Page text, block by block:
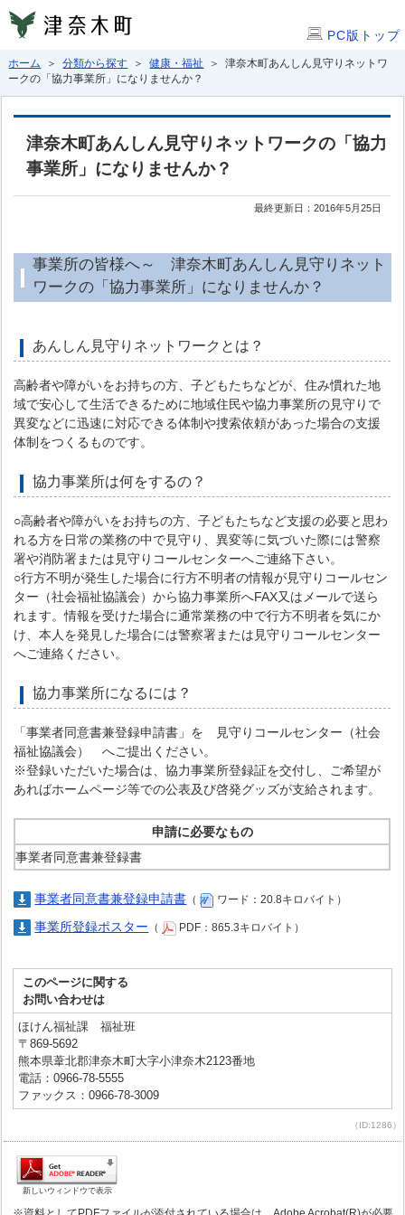
PC版トップ
ホーム ＞分類から探す ＞健康・福祉
＞ 津奈木町あんしん見守りネットワ
ークの「協力事業所」になりませんか？
津奈木町あんしん見守りネットワークの「協力
事業所」になりませんか？
最終更新日：2016年5月25日
事業所の皆様へ～ 津奈木町あんしん見守りネット
ワークの「協力事業所」になりませんか？
あんしん見守りネットワークとは？
高齢者や障がいをお持ちの方、子どもたちなどが、住み慣れた地
域で安心して生活できるために地域住民や協力事業所の見守りで
異変などに迅速に対応できる体制や捜索依頼があった場合の支援
体制をつくるものです。
協力事業所は何をするの？
○高齢者や障がいをお持ちの方、子どもたちなど支援の必要と思わ
れる方を日常の業務の中で見守り、異変等に気づいた際には警察
署や消防署または見守りコールセンターへご連絡下さい。
○行方不明が発生した場合に行方不明者の情報が見守りコールセン
ター（社会福祉協議会）から協力事業所へFAX又はメールで送ら
れます。情報を受けた場合に通常業務の中で行方不明者を気にか
け、本人を発見した場合には警察署または見守りコールセンター
へご連絡ください。
協力事業所になるには？
「事業者同意書兼登録申請書」を 見守りコールセンター（社会
福祉協議会） へご提出ください。
※登録いただいた場合は、協力事業所登録証を交付し、ご希望が
あればホームページ等での公表及び啓発グッズが支給されます。
申請に必要なもの
事業者同意書兼登録書
事業者同意書兼登録申請書 （ ワード：20.8キロバイト）
事業所登録ポスター （ PDF：865.3キロバイト）
このページに関する
お問い合わせは
ほけん福祉課 福祉班
〒869-5692
熊本県葦北郡津奈木町大字小津奈木2123番地
電話：0966-78-5555
ファックス：0966-78-3009
（ID:1286）
新しいウィンドウで表示